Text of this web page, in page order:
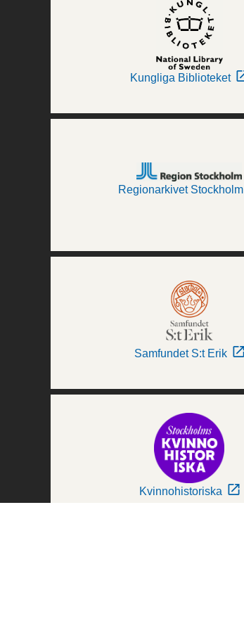
Kungliga Biblioteket
Regionarkivet Stockholm
Samfundet S:t Erik
Kvinnohistoriska